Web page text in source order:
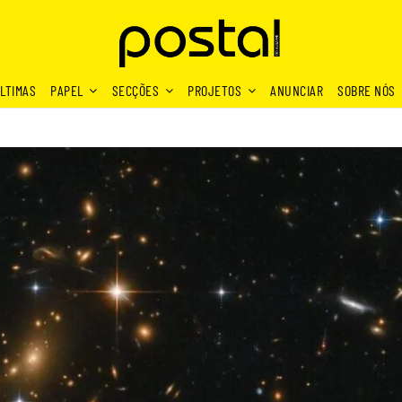
PAPEL SECÇÕES PROJETOS ANUNCIAR SOBRE NÓS